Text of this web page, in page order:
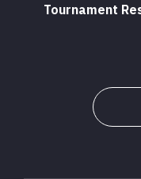
Tournament